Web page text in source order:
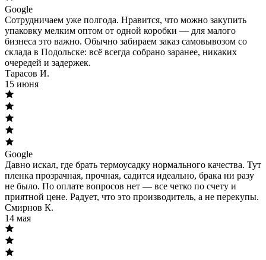
Google
Сотрудничаем уже полгода. Нравится, что можно закупить
упаковку мелким оптом от одной коробки — для малого
бизнеса это важно. Обычно забираем заказ самовывозом со
склада в Подольске: всё всегда собрано заранее, никаких
очередей и задержек.
Тарасов И.
15 июня
Google
Давно искал, где брать термоусадку нормального качества. Тут
пленка прозрачная, прочная, садится идеально, брака ни разу
не было. По оплате вопросов нет — все четко по счету и
приятной цене. Радует, что это производитель, а не перекупы.
Смирнов К.
14 мая